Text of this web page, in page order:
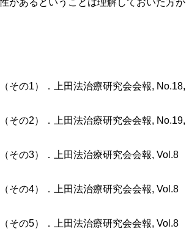
があるということは理解しておいた方が
その1）．上田法治療研究会会報, No.18,
その2）．上田法治療研究会会報, No.19,
その3）．上田法治療研究会会報, Vol.8
その4）．上田法治療研究会会報, Vol.8
その5）．上田法治療研究会会報, Vol.8